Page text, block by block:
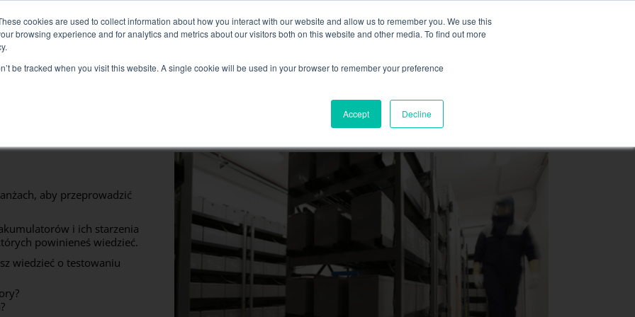
cookies are used to collect information about how you interact with our website and allow us to remember you. We use this
browsing experience and for analytics and metrics about our visitors both on this website and other media. To find out more
be tracked when you visit this website. A single cookie will be used in your browser to remember your preference
Accept Decline
Smart Load Bank dla rozwiązań z bezpośrednim chłodzeniem cieczą, więcej informacji tutaj
Badanie elektryczne
Uruchomienie testowe
Badanie generatora
Test falownika
Test akumulatora
ZASOBY KONTAKT
aby przeprowadzić
i ich starzenia
powinieneś wiedzieć.
wiedzieć o testowaniu